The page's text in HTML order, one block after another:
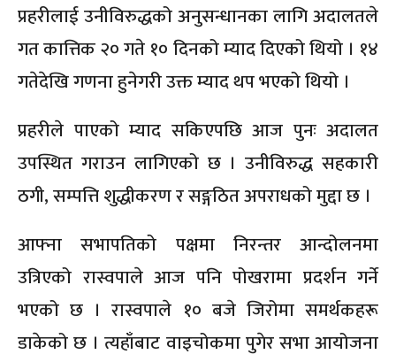
प्रहरीलाई उनीविरुद्धको अनुसन्धानका लागि अदालतले
गत कात्तिक २० गते १० दिनको म्याद दिएको थियो । १४
गतेदेखि गणना हुनेगरी उक्त म्याद थप भएको थियो ।
प्रहरीले पाएको म्याद सकिएपछि आज पुनः अदालत
उपस्थित गराउन लागिएको छ । उनीविरुद्ध सहकारी
ठगी, सम्पत्ति शुद्धीकरण र सङ्गठित अपराधको मुद्दा छ ।
आफ्ना सभापतिको पक्षमा निरन्तर आन्दोलनमा
उत्रिएको रास्वपाले आज पनि पोखरामा प्रदर्शन गर्ने
भएको छ । रास्वपाले १० बजे जिरोमा समर्थकहरू
डाकेको छ । त्यहाँबाट वाइचोकमा पुगेर सभा आयोजना